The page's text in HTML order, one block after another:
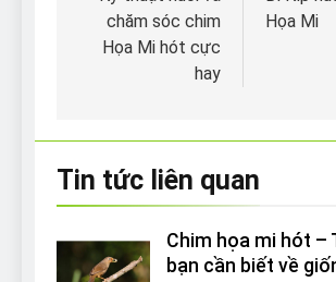
bài
chăm sóc chim
Họa Mi hót cực
hay
Họa Mi
Tin tức liên quan
Chim họa mi hót –
bạn cần biết về